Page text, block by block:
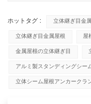
ホットタグ : 立体継ぎ目金
立体継ぎ目金属屋根 屋
金属屋根の立体継ぎ目
アルミ製スタンディングシー
立体シーム屋根アンカークラ